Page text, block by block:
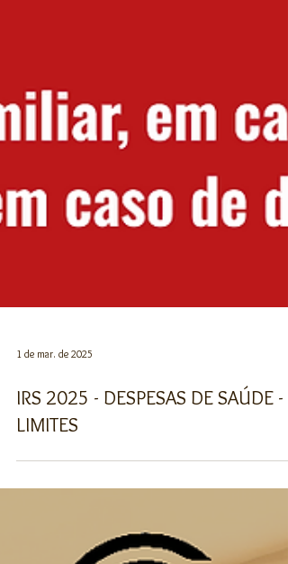
1 de mar. de 2025
IRS 2025 - DESPESAS DE SAÚDE -
LIMITES